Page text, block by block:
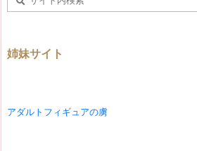
姉妹サイト
アダルトフィギュアの虜